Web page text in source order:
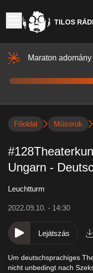
TILOS
Maraton
Főoldal Műsorok
Ungarn -
Leuchtturm
2022.09.10. - 14:30
Lejátszás
Um deutschsprachiges
nicht unbedingt nach